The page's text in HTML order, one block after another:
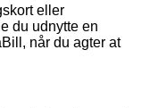
eller
du udnytte en
når du agter at